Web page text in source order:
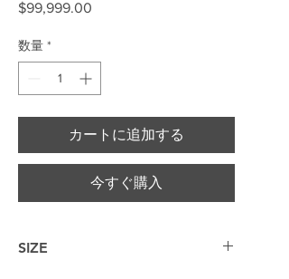
$99,999.00
数量 *
カートに追加する
今すぐ購入
SIZE